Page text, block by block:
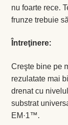
Home
Ardei iute
Busuioc
nu foarte rece.
frunze trebuie
Întreţinere:
Creşte bine pe
rezulatate mai
drenat cu
substrat
EM·1™.